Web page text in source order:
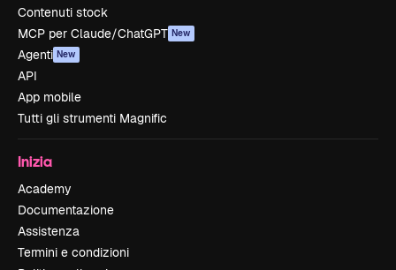
Contenuti stock
MCP per Claude/ChatGPT New
Agenti New
API
App mobile
Tutti gli strumenti Magnific
Inizia
Academy
Documentazione
Assistenza
Termini e condizioni